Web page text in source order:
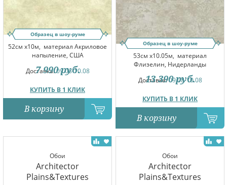
Образец в шоу-руме
52см x10м, материал Акриловое
напыление, США
Доставка:09.08-10.08
КУПИТЬ В 1 КЛИК
7 990 руб.
В корзину
Образец в шоу-руме
53см x10.05м, материал
Флизелин, Нидерланды
Доставка:09.08-10.08
КУПИТЬ В 1 КЛИК
13 390 руб.
В корзину
Обои
Architector
Plains&Textures
Обои
Architector
Plains&Textures